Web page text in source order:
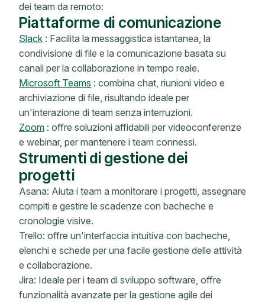
dei team da remoto:
Piattaforme di comunicazione
Slack : Facilita la messaggistica istantanea, la
condivisione di file e la comunicazione basata su
canali per la collaborazione in tempo reale.
Microsoft Teams : combina chat, riunioni video e
archiviazione di file, risultando ideale per
un'interazione di team senza interruzioni.
Zoom : offre soluzioni affidabili per videoconferenze
e webinar, per mantenere i team connessi.
Strumenti di gestione dei
progetti
Asana: Aiuta i team a monitorare i progetti, assegnare
compiti e gestire le scadenze con bacheche e
cronologie visive.
Trello: offre un'interfaccia intuitiva con bacheche,
elenchi e schede per una facile gestione delle attività
e collaborazione.
Jira: Ideale per i team di sviluppo software, offre
funzionalità avanzate per la gestione agile dei